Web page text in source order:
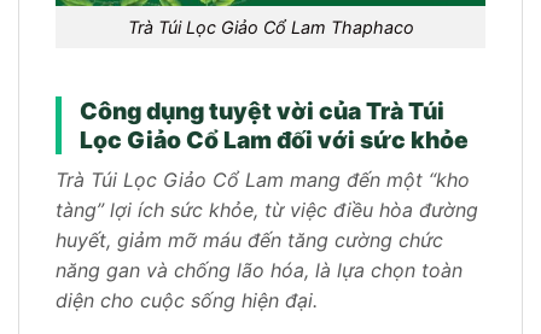
Trà Túi Lọc Giảo Cổ Lam Thaphaco
Công dụng tuyệt vời của Trà Túi
Lọc Giảo Cổ Lam đối với sức khỏe
Trà Túi Lọc Giảo Cổ Lam mang đến một “kho
tàng” lợi ích sức khỏe, từ việc điều hòa đường
huyết, giảm mỡ máu đến tăng cường chức
năng gan và chống lão hóa, là lựa chọn toàn
diện cho cuộc sống hiện đại.